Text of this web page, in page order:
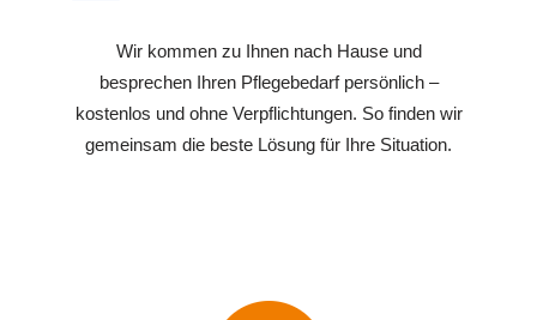
Wir kommen zu Ihnen nach Hause und
besprechen Ihren Pflegebedarf persönlich –
kostenlos und ohne Verpflichtungen. So finden wir
gemeinsam die beste Lösung für Ihre Situation.